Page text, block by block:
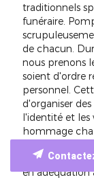
traditionnels
funéraire.
de chacun.
nous prenons
soient d'ordre
personnel.
d'organiser
l'identité et les
hommage
sommes
chaque
en adéquation